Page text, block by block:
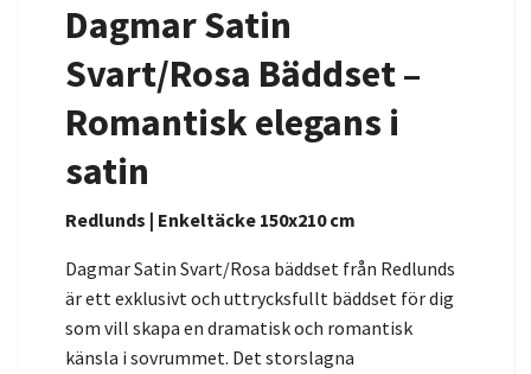
Dagmar Satin
Svart/Rosa Bäddset –
Romantisk elegans i
satin
Redlunds | Enkeltäcke 150x210 cm
Dagmar Satin Svart/Rosa bäddset från Redlunds
är ett exklusivt och uttrycksfullt bäddset för dig
som vill skapa en dramatisk och romantisk
känsla i sovrummet. Det storslagna